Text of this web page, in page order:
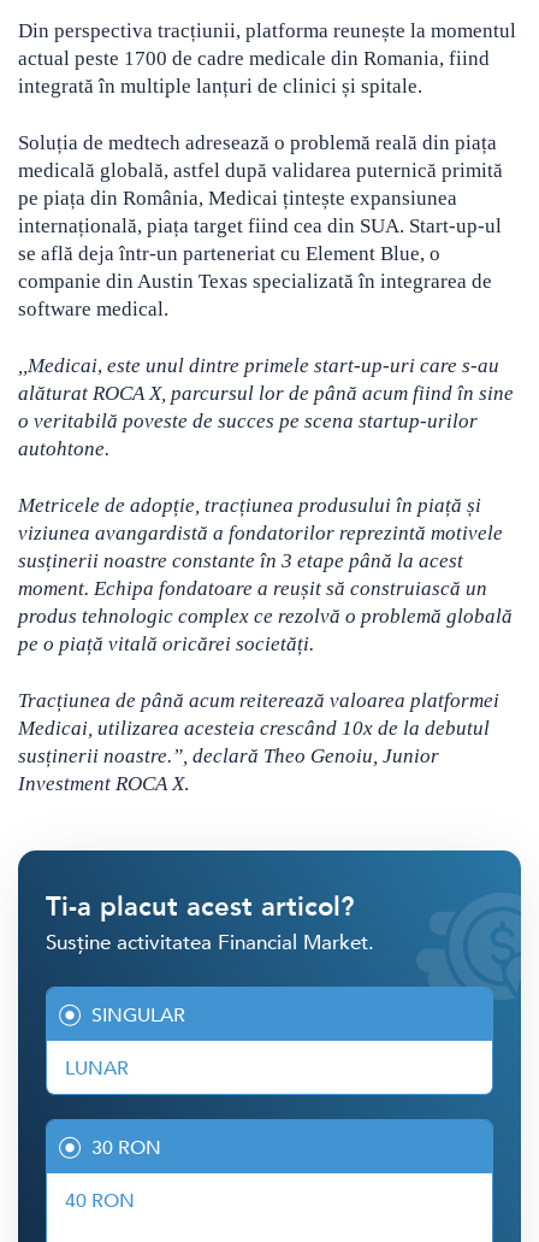
Din perspectiva tracțiunii, platforma reunește la momentul
actual peste 1700 de cadre medicale din Romania, fiind
integrată în multiple lanțuri de clinici și spitale.
Soluția de medtech adresează o problemă reală din piața
medicală globală, astfel după validarea puternică primită
pe piața din România, Medicai țintește expansiunea
internațională, piața target fiind cea din SUA. Start-up-ul
se află deja într-un parteneriat cu Element Blue, o
companie din Austin Texas specializată în integrarea de
software medical.
,,Medicai, este unul dintre primele start-up-uri care s-au
alăturat ROCA X, parcursul lor de până acum fiind în sine
o veritabilă poveste de succes pe scena startup-urilor
autohtone.
Metricele de adopție, tracțiunea produsului în piață și
viziunea avangardistă a fondatorilor reprezintă motivele
susținerii noastre constante în 3 etape până la acest
moment. Echipa fondatoare a reușit să construiască un
produs tehnologic complex ce rezolvă o problemă globală
pe o piață vitală oricărei societăți.
Tracțiunea de până acum reiterează valoarea platformei
Medicai, utilizarea acesteia crescând 10x de la debutul
susținerii noastre.”, declară Theo Genoiu, Junior
Investment ROCA X.
Ti-a placut acest articol?
Susține activitatea Financial Market.
SINGULAR
LUNAR
30 RON
40 RON